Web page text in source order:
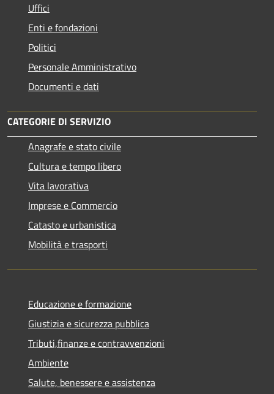
Uffici
Enti e fondazioni
Politici
Personale Amministrativo
Documenti e dati
CATEGORIE DI SERVIZIO
Anagrafe e stato civile
Cultura e tempo libero
Vita lavorativa
Imprese e Commercio
Catasto e urbanistica
Mobilità e trasporti
Educazione e formazione
Giustizia e sicurezza pubblica
Tributi,finanze e contravvenzioni
Ambiente
Salute, benessere e assistenza